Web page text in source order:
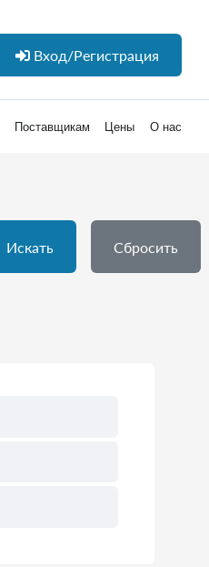
Вход/Регистрация
Поставщикам Цены О нас
Искать Сбросить